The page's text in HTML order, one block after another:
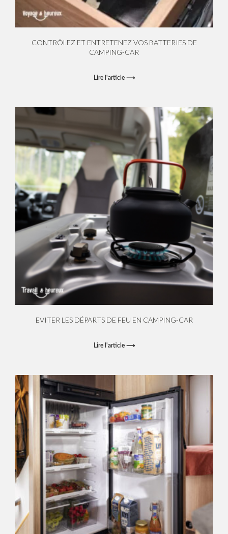
CONTRÔLEZ ET ENTRETENEZ VOS BATTERIES DE
CAMPING-CAR
Lire l'article ⟶
EVITER LES DÉPARTS DE FEU EN CAMPING-CAR
Lire l'article ⟶